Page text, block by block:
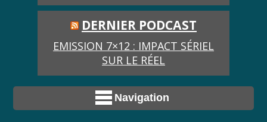
DERNIER PODCAST
EMISSION 7×12 : IMPACT SÉRIEL
SUR LE RÉEL
Navigation